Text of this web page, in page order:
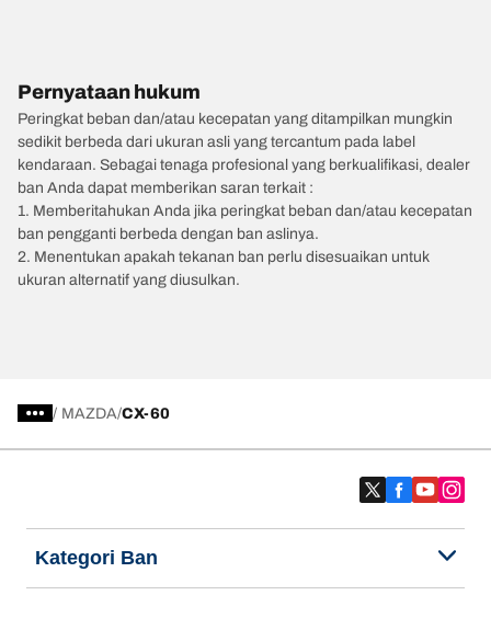
Pernyataan hukum
Peringkat beban dan/atau kecepatan yang ditampilkan mungkin
sedikit berbeda dari ukuran asli yang tercantum pada label
kendaraan. Sebagai tenaga profesional yang berkualifikasi, dealer
ban Anda dapat memberikan saran terkait :
1. Memberitahukan Anda jika peringkat beban dan/atau kecepatan
ban pengganti berbeda dengan ban aslinya.
2. Menentukan apakah tekanan ban perlu disesuaikan untuk
ukuran alternatif yang diusulkan.
/ MAZDA CX-60
Kategori Ban